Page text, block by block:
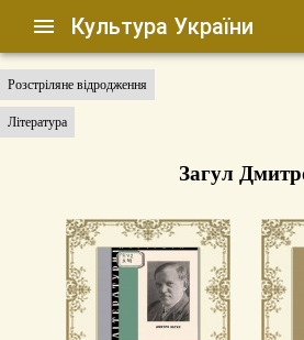
Культура України
Розстріляне відродження
Література
Загул